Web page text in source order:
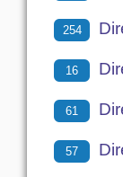
254
16
61
57